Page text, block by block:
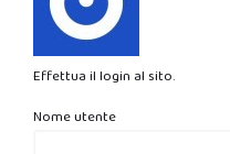
Effettua il login al sito.
Nome utente